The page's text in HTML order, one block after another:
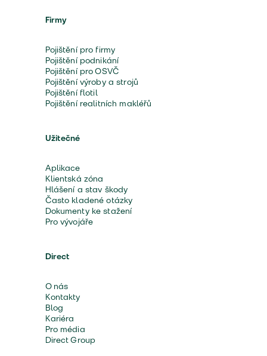
Firmy
Pojištění pro firmy
Pojištění podnikání
Pojištění pro OSVČ
Pojištění výroby a strojů
Pojištění flotil
Pojištění realitních makléřů
Užitečné
Aplikace
Klientská zóna
Hlášení a stav škody
Často kladené otázky
Dokumenty ke stažení
Pro vývojáře
Direct
O nás
Kontakty
Blog
Kariéra
Pro média
Direct Group